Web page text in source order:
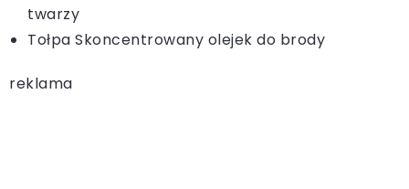
twarzy
Tołpa Skoncentrowany olejek do brody
reklama